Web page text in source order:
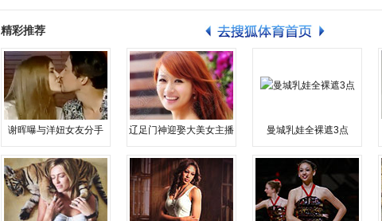
精彩推荐
谢晖曝与洋妞女友分手 辽足门神迎娶大美女主播 曼城乳娃全裸遮3点